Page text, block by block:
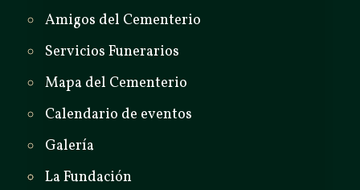
Amigos del Cementerio
Servicios Funerarios
Mapa del Cementerio
Calendario de eventos
Galería
La Fundación